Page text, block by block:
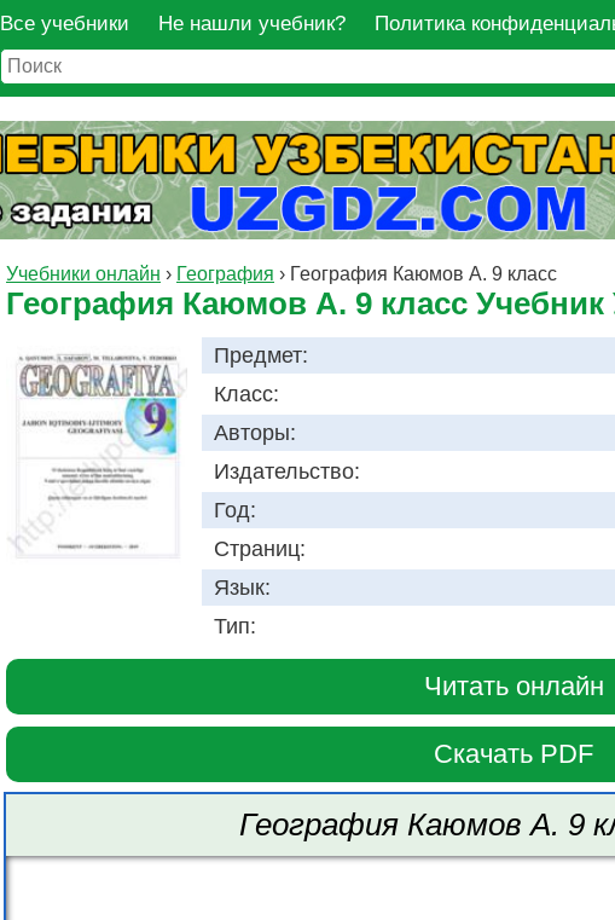
Все учебники Не нашли учебник? Политика
Учебники онлайн › География › География Каюмов А. 9 класс
География Каюмов А. 9 класс Учебник
Предмет:
Класс:
Авторы:
Издательство:
Год:
Страниц:
Язык:
Тип:
Читать онлайн
Скачать PDF
География Каюмов А. 9